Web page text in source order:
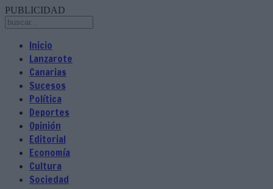
PUBLICIDAD
Inicio
Lanzarote
Canarias
Sucesos
Política
Deportes
Opinión
Editorial
Economía
Cultura
Sociedad